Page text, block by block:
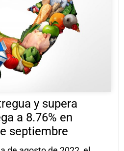
y supera
a 8.76% en
septiembre